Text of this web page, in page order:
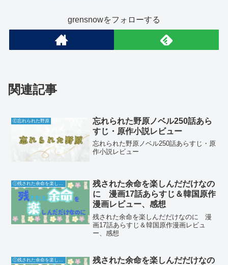
grensnowをフォローする
関連記事
Ⓔ忘れられた野原
忘れられた野原ノベル250話あら
すじ・原作小説レビュー
忘れられた野原ノベル250話あらすじ・原
作小説レビュー
Ⓘ残された余命を楽しんだだけなのに
残された余命を楽しんだだけなの
に 漫画17話あらすじ＆韓国原作
漫画レビュー、感想
残された余命を楽しんだだけなのに 漫
画17話あらすじ＆韓国原作漫画レビュ
ー、感想
残された余命を楽しんだだけなの